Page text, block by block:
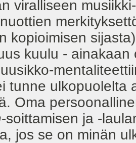
viralliseen
kopioimisen
kuulu -
tunne ulkopuolelta
Oma
-soittamisen ja -
jos se on minän